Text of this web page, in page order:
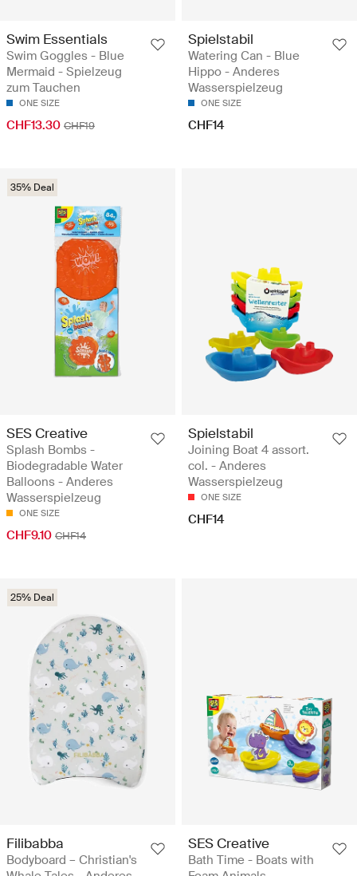
Swim Essentials
Swim Goggles - Blue
Mermaid - Spielzeug
zum Tauchen
ONE SIZE
CHF13.30 CHF19
Spielstabil
Watering Can - Blue
Hippo - Anderes
Wasserspielzeug
ONE SIZE
CHF14
35% Deal
SES Creative
Splash Bombs -
Biodegradable Water
Balloons - Anderes
Wasserspielzeug
ONE SIZE
CHF9.10 CHF14
Spielstabil
Joining Boat 4 assort.
col. - Anderes
Wasserspielzeug
ONE SIZE
CHF14
25% Deal
Filibabba
Bodyboard – Christian's
SES Creative
Bath Time - Boats with